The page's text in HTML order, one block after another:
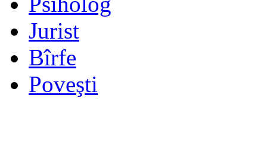
Jurist
Bîrfe
Poveşti